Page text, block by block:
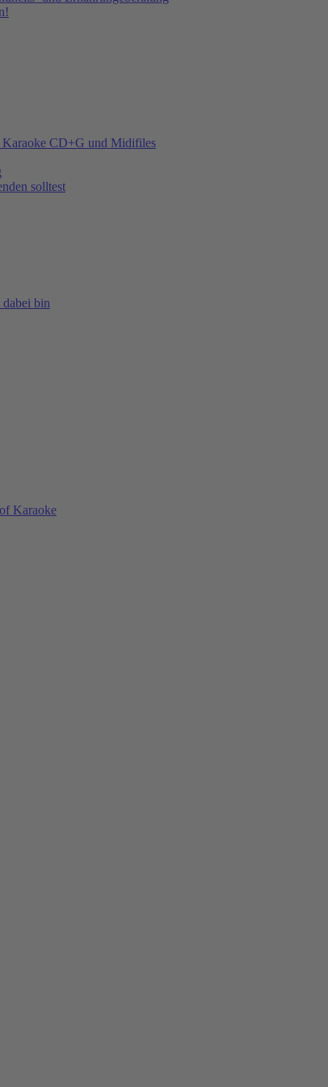
Karaoke CD+G und Midifiles
solltest
bin
Karaoke